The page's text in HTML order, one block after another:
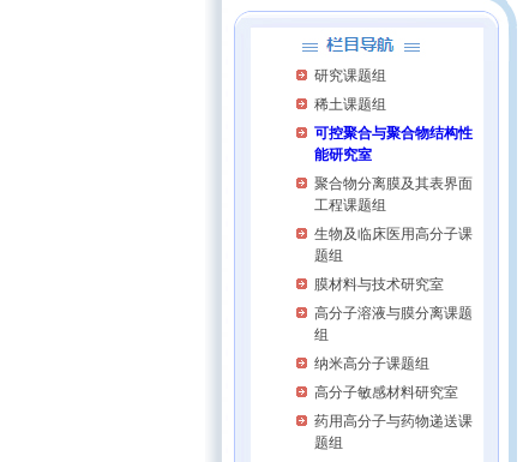
研究课题组
稀土课题组
可控聚合与聚合物结构性
能研究室
聚合物分离膜及其表界面
工程课题组
生物及临床医用高分子课
题组
膜材料与技术研究室
高分子溶液与膜分离课题
组
纳米高分子课题组
高分子敏感材料研究室
药用高分子与药物递送课
题组